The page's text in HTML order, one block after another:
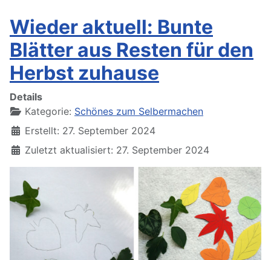
Wieder aktuell: Bunte
Blätter aus Resten für den
Herbst zuhause
Details
Kategorie: Schönes zum Selbermachen
Erstellt: 27. September 2024
Zuletzt aktualisiert: 27. September 2024